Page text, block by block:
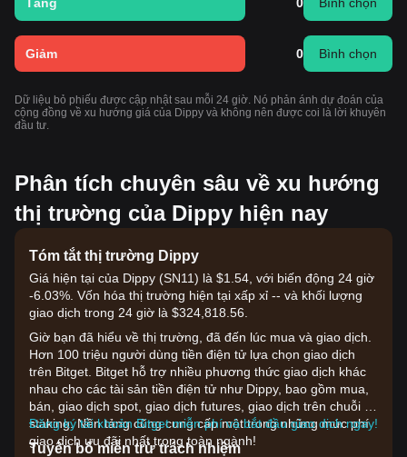
Giảm 0 Bình chọn
Dữ liệu bỏ phiếu được cập nhật sau mỗi 24 giờ. Nó phản ánh dự đoán của
cộng đồng về xu hướng giá của Dippy và không nên được coi là lời khuyên
đầu tư.
Phân tích chuyên sâu về xu hướng
thị trường của Dippy hiện nay
Tóm tắt thị trường Dippy
Giá hiện tại của Dippy (SN11) là $1.54, với biến động 24 giờ
-6.03%. Vốn hóa thị trường hiện tại xấp xỉ -- và khối lượng
giao dịch trong 24 giờ là $324,818.56.
Giờ bạn đã hiểu về thị trường, đã đến lúc mua và giao dịch.
Hơn 100 triệu người dùng tiền điện tử lựa chọn giao dịch
trên Bitget. Bitget hỗ trợ nhiều phương thức giao dịch khác
nhau cho các tài sản tiền điện tử như Dippy, bao gồm mua,
bán, giao dịch spot, giao dịch futures, giao dịch trên chuỗi và
staking. Nền tảng cũng cung cấp một trong những mức phí
giao dịch ưu đãi nhất trong toàn ngành!
Đăng ký tài khoản Bitget miễn phí và bắt đầu giao dịch ngay!
Tuyên bố miễn trừ trách nhiệm